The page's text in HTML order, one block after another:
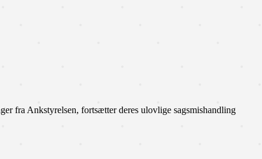
fra Ankstyrelsen, fortsætter deres ulovlige sagsmishandling